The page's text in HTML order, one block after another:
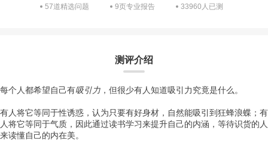
57道精选问题 9页专业报告 33960人已测
测评介绍
每个人都希望自己有吸引力 ，但很少有人知道吸引力究竟是什么。
有人将它等同于性诱惑，认为只要有好身材，自然能吸引到狂蜂浪蝶；有
人将它等同于气质，因此通过读书学习来提升自己的内涵，等待识货的人
来读懂自己的内在美。